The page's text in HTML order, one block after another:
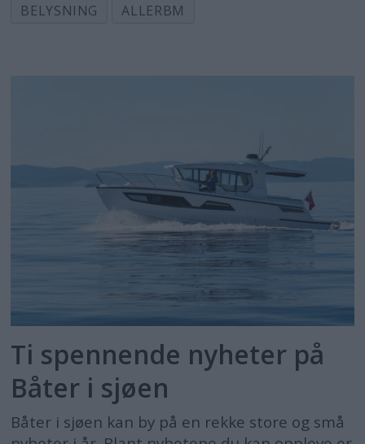
BELYSNING
ALLERBM
Ti spennende nyheter på
Båter i sjøen
Båter i sjøen kan by på en rekke store og små